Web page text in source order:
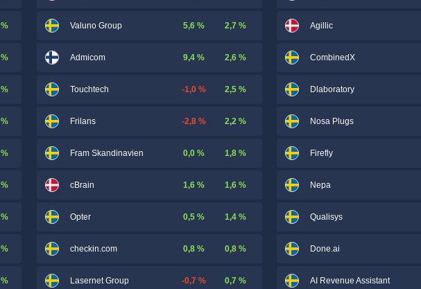
Valuno Group 5,6 % 2,7 %
Admicom 9,4 % 2,6 %
Touchtech -1,0 % 2,5 %
Frilans -2,8 % 2,2 %
Fram Skandinavien 0,0 % 1,8 %
cBrain 1,6 % 1,6 %
Opter 0,5 % 1,4 %
checkin.com 0,8 % 0,8 %
Lasernet Group -0,7 % 0,7 %
Agillic
CombinedX
Dlaboratory
Nosa Plugs
Firefly
Nepa
Qualisys
Done.ai
AI Revenue Assistant